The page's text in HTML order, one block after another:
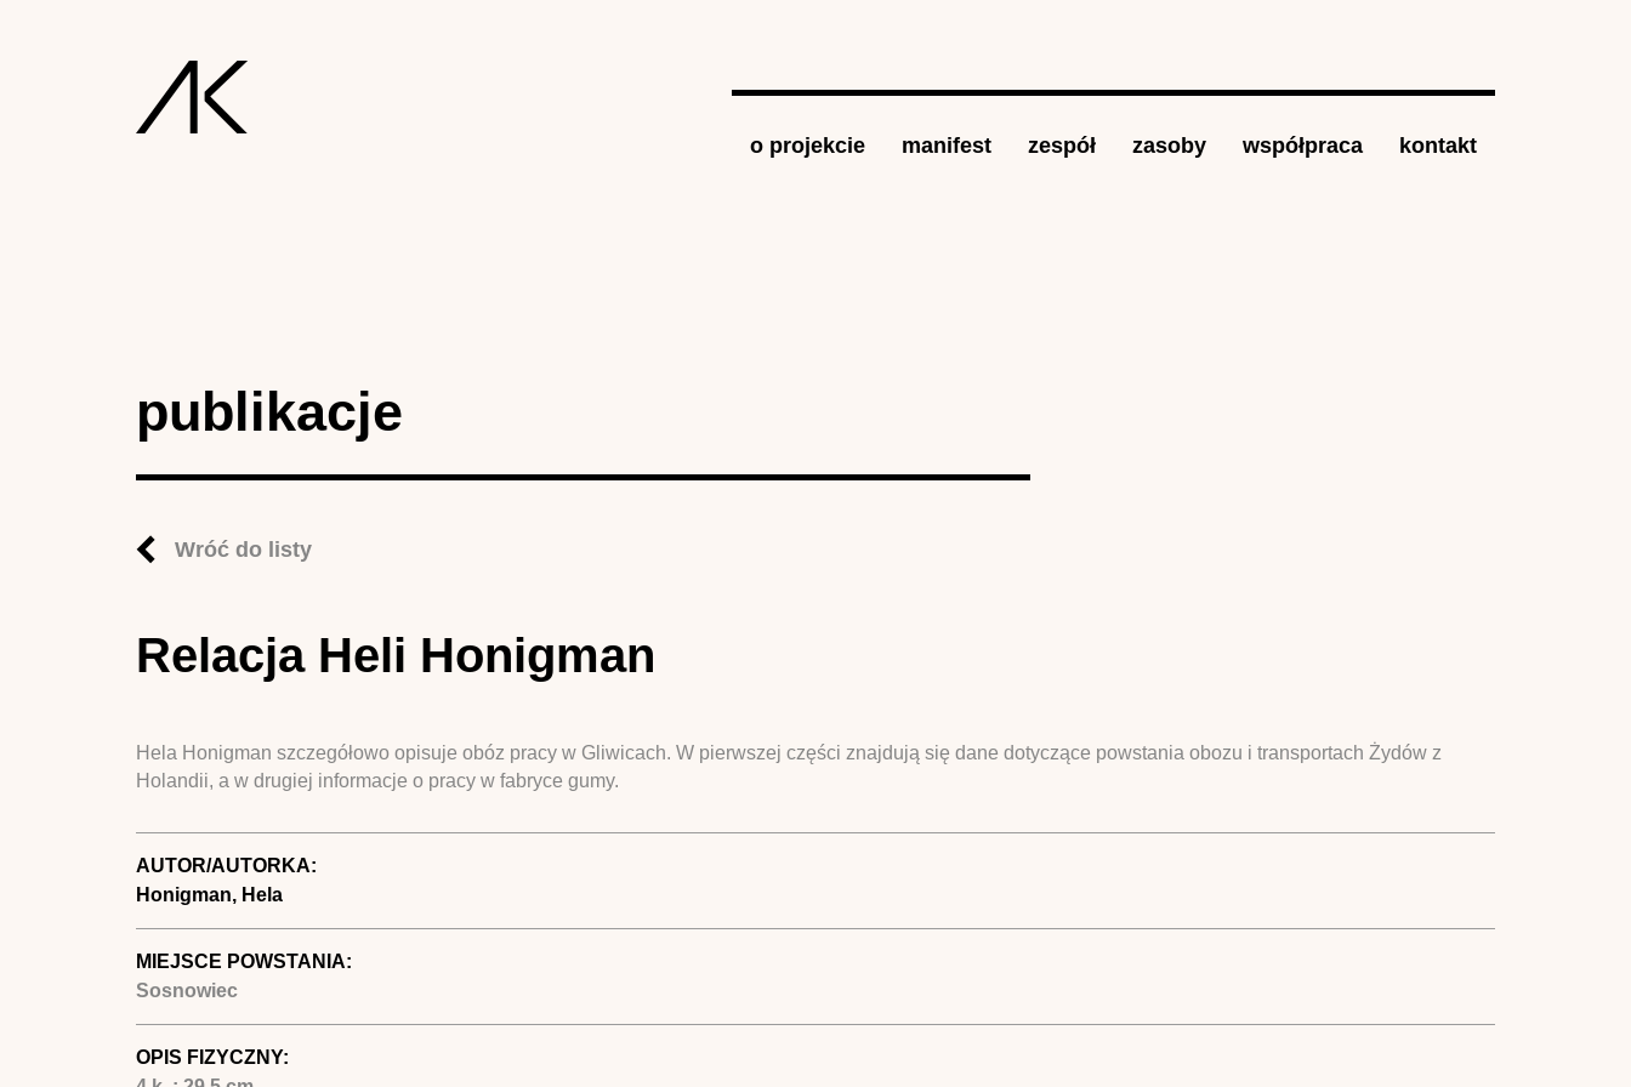
o projekcie manifest zespół zasoby współpraca kontakt
publikacje
Wróć do listy
Relacja Heli Honigman
Hela Honigman szczegółowo opisuje obóz pracy w Gliwicach. W pierwszej części znajdują się dane dotyczące powstania obozu i transportach Żydów z
Holandii, a w drugiej informacje o pracy w fabryce gumy.
AUTOR/AUTORKA:
Honigman, Hela
MIEJSCE POWSTANIA:
Sosnowiec
OPIS FIZYCZNY: